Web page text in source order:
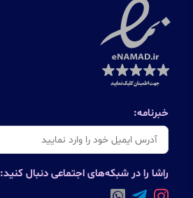
خبرنامه:
راشا را در شبکه‌های اجتماعی دنبال کنید: